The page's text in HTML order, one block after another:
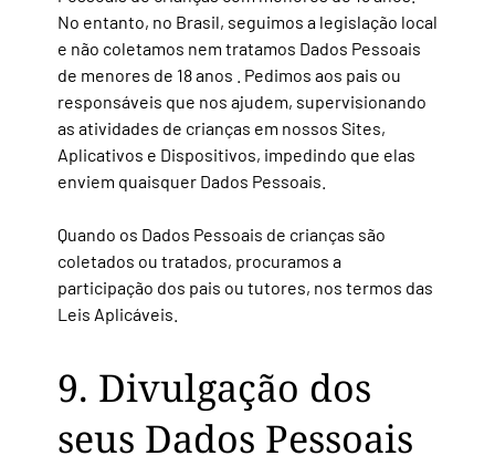
No entanto, no Brasil, seguimos a legislação local
e não coletamos nem tratamos Dados Pessoais
de menores de 18 anos . Pedimos aos pais ou
responsáveis que nos ajudem, supervisionando
as atividades de crianças em nossos Sites,
Aplicativos e Dispositivos, impedindo que elas
enviem quaisquer Dados Pessoais.
Quando os Dados Pessoais de crianças são
coletados ou tratados, procuramos a
participação dos pais ou tutores, nos termos das
Leis Aplicáveis.
9. Divulgação dos
seus Dados Pessoais